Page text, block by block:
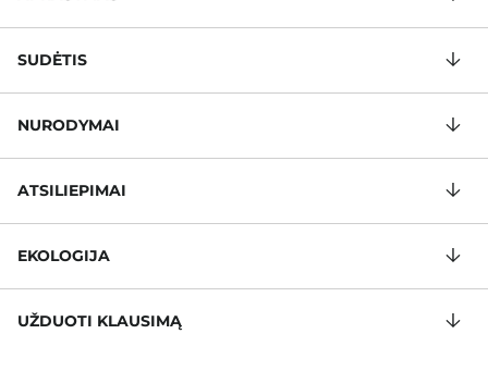
SUDĖTIS
NURODYMAI
ATSILIEPIMAI
EKOLOGIJA
UŽDUOTI KLAUSIMĄ